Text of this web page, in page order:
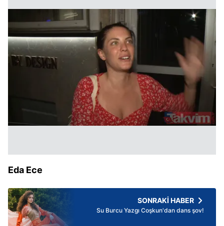
Eda Ece
SONRAKİ HABER
Su Burcu Yazgı Coşkun'dan dans şov!